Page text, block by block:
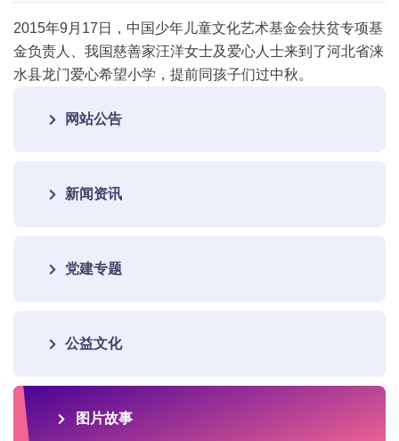
2015年9月17日，中国少年儿童文化艺术基金会扶贫专项基
金负责人、我国慈善家汪洋女士及爱心人士来到了河北省涞
水县龙门爱心希望小学，提前同孩子们过中秋。
网站公告
新闻资讯
党建专题
公益文化
图片故事